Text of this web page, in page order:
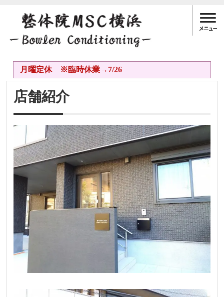
月曜定休 ※臨時休業→7/26
店舗紹介